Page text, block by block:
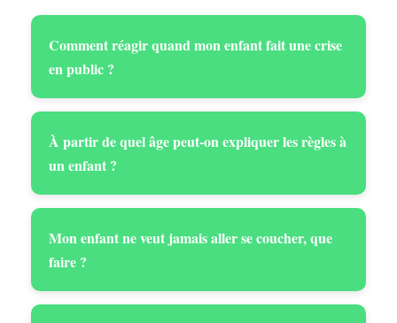
Comment réagir quand mon enfant fait une crise
en public ?
À partir de quel âge peut-on expliquer les règles à
un enfant ?
Mon enfant ne veut jamais aller se coucher, que
faire ?